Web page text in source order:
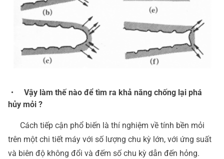
・ Vậy làm thế nào để tìm ra khả năng chống lại phá
hủy mỏi ?
Cách tiếp cận phổ biến là thí nghiệm về tính bền mỏi
trên một chi tiết máy với số lượng chu kỳ lớn, với ứng suất
và biên độ không đổi và đếm số chu kỳ dẫn đến hỏng.